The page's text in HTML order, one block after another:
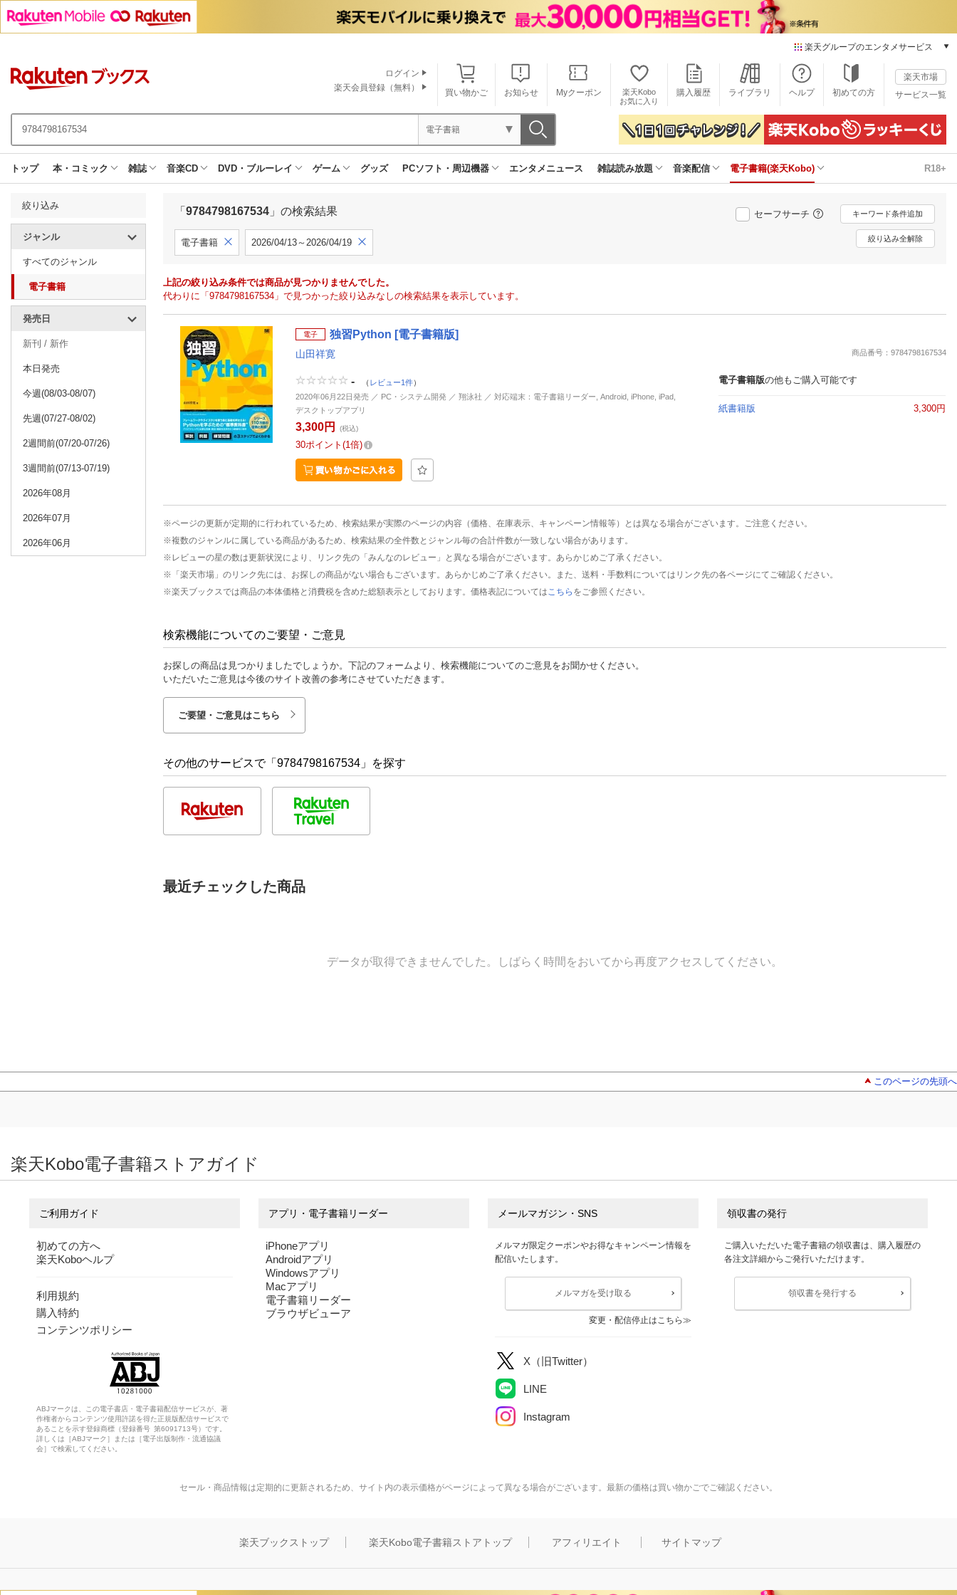
楽天グループのエンタメサービス
本/ゲーム/CD/DVD
楽天ブックス
電子書籍
楽天Kobo
雑誌読み放題
楽天ミュージック
動画配信
楽天TV
動画配信ガイド
推し楽
買い物かご お知らせ Myクーポン
楽天Kobo
お気に入り
購入履歴 ライブラリ ヘルプ 初めての方
楽天市場
サービス一覧
ログイン
楽天会員登録（無料）
電子書籍
トップ 本・コミック 雑誌 音楽CD DVD・ブルーレイ ゲーム グッズ PCソフト・周辺機器 エンタメニュース 雑誌読み放題 音楽配信 電子書籍(楽天Kobo) R18+
絞り込み
ジャンル
すべてのジャンル
電子書籍
発売日
新刊 / 新作
本日発売
今週(08/03-08/07)
先週(07/27-08/02)
2週間前(07/20-07/26)
3週間前(07/13-07/19)
2026年08月
2026年07月
2026年06月
「 9784798167534 」の検索結果 セーフサーチ キーワード条件追加
電子書籍 2026/04/13～2026/04/19 絞り込み全解除
上記の絞り込み条件では商品が見つかりませんでした。
代わりに「9784798167534」で見つかった絞り込みなしの検索結果を表示しています。
電子 独習Python [電子書籍版]
山田祥寛 商品番号：9784798167534
- （ レビュー1件）
2020年06月22日発売 ／ PC・システム開発 ／ 翔泳社 ／ 対応端末：電子書籍リーダー, Android, iPhone, iPad,
デスクトップアプリ
3,300円 (税込)
30ポイント 1倍
電子書籍版の他もご購入可能です
紙書籍版 3,300円
※ページの更新が定期的に行われているため、検索結果が実際のページの内容（価格、在庫表示、キャンペーン情報等）とは異なる場合がございます。ご注意ください。
※複数のジャンルに属している商品があるため、検索結果の全件数とジャンル毎の合計件数が一致しない場合があります。
※レビューの星の数は更新状況により、リンク先の「みんなのレビュー」と異なる場合がございます。あらかじめご了承ください。
※「楽天市場」のリンク先には、お探しの商品がない場合もございます。あらかじめご了承ください。また、送料・手数料についてはリンク先の各ページにてご確認ください。
※楽天ブックスでは商品の本体価格と消費税を含めた総額表示としております。価格表記については こちら をご参照ください。
検索機能についてのご要望・ご意見
お探しの商品は見つかりましたでしょうか。下記のフォームより、検索機能についてのご意見をお聞かせください。
いただいたご意見は今後のサイト改善の参考にさせていただきます。
ご要望・ご意見はこちら
その他のサービスで「9784798167534」を探す
最近チェックした商品
データが取得できませんでした。しばらく時間をおいてから再度アクセスしてください。
このページの先頭へ
楽天Kobo電子書籍ストアガイド
ご利用ガイド
初めての方へ
楽天Koboヘルプ
利用規約
購入特約
コンテンツポリシー
ABJマークは、この電子書店・電子書籍配信サービスが、著
作権者からコンテンツ使用許諾を得た正規版配信サービスで
あることを示す登録商標（登録番号 第6091713号）です。
詳しくは［ABJマーク］または［電子出版制作・流通協議
会］で検索してください。
アプリ・電子書籍リーダー
iPhoneアプリ
Androidアプリ
Windowsアプリ
Macアプリ
電子書籍リーダー
ブラウザビューア
メールマガジン・SNS
メルマガ限定クーポンやお得なキャンペーン情報を
配信いたします。
メルマガを受け取る
変更・配信停止はこちら
X（旧Twitter）
LINE
Instagram
領収書の発行
ご購入いただいた電子書籍の領収書は、購入履歴の
各注文詳細からご発行いただけます。
領収書を発行する
セール・商品情報は定期的に更新されるため、サイト内の表示価格がページによって異なる場合がございます。最新の価格は買い物かごでご確認ください。
楽天ブックストップ 楽天Kobo電子書籍ストアトップ アフィリエイト サイトマップ